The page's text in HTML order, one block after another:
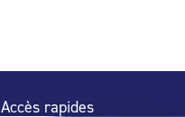
Accès rapides